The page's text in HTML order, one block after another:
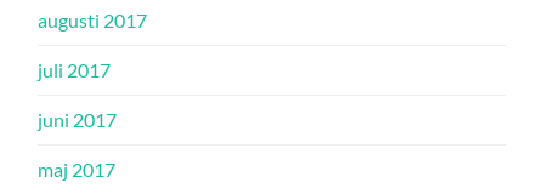
augusti 2017
juli 2017
juni 2017
maj 2017